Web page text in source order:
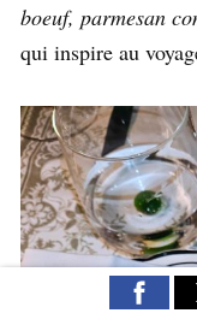
boeuf, parmesan
qui inspire au